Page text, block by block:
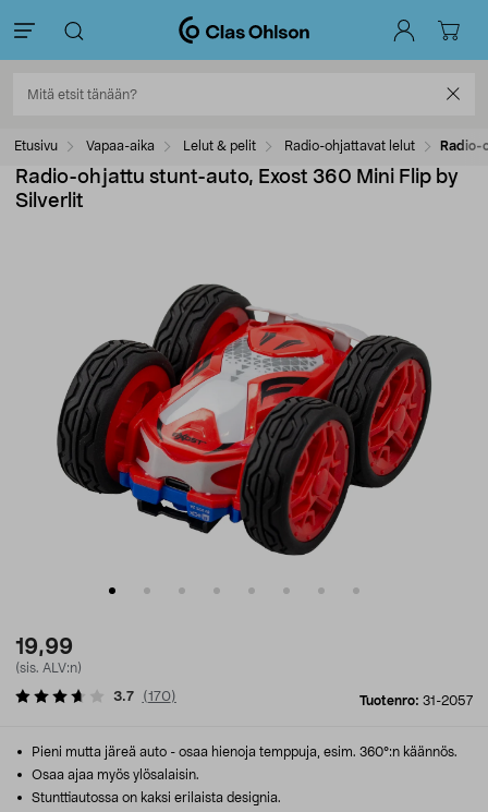
Etusivu Vapaa-aika Lelut & pelit Radio-ohjattavat lelut Radio-
Radio-ohjattu stunt-auto, Exost 360 Mini Flip by
Silverlit
19,99
(sis. ALV:n)
Tuotenro: 31-2057
3.7 (170)
Pieni mutta järeä auto - osaa hienoja temppuja, esim. 360°:n käännös.
Osaa ajaa myös ylösalaisin.
Stunttiautossa on kaksi erilaista designia.